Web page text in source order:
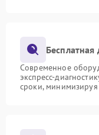
Современное
экспресс-
сроки, минимизируя